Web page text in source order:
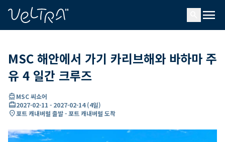
menu
MSC 해안에서 가기 카리브해와 바하마 주
유 4 일간 크루즈
directions_boatMSC 씨쇼어
card_travel2027-02-11 - 2027-02-14(4일)
location_on포트 캐내버럴 출발 - 포트 캐내버럴 도착